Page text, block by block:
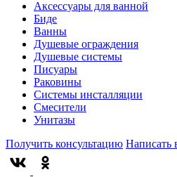
Аксессуары для ванной
Биде
Ванны
Душевые ограждения
Душевые системы
Писуары
Раковины
Системы инсталляции
Смесители
Унитазы
Получить консультацию Написать